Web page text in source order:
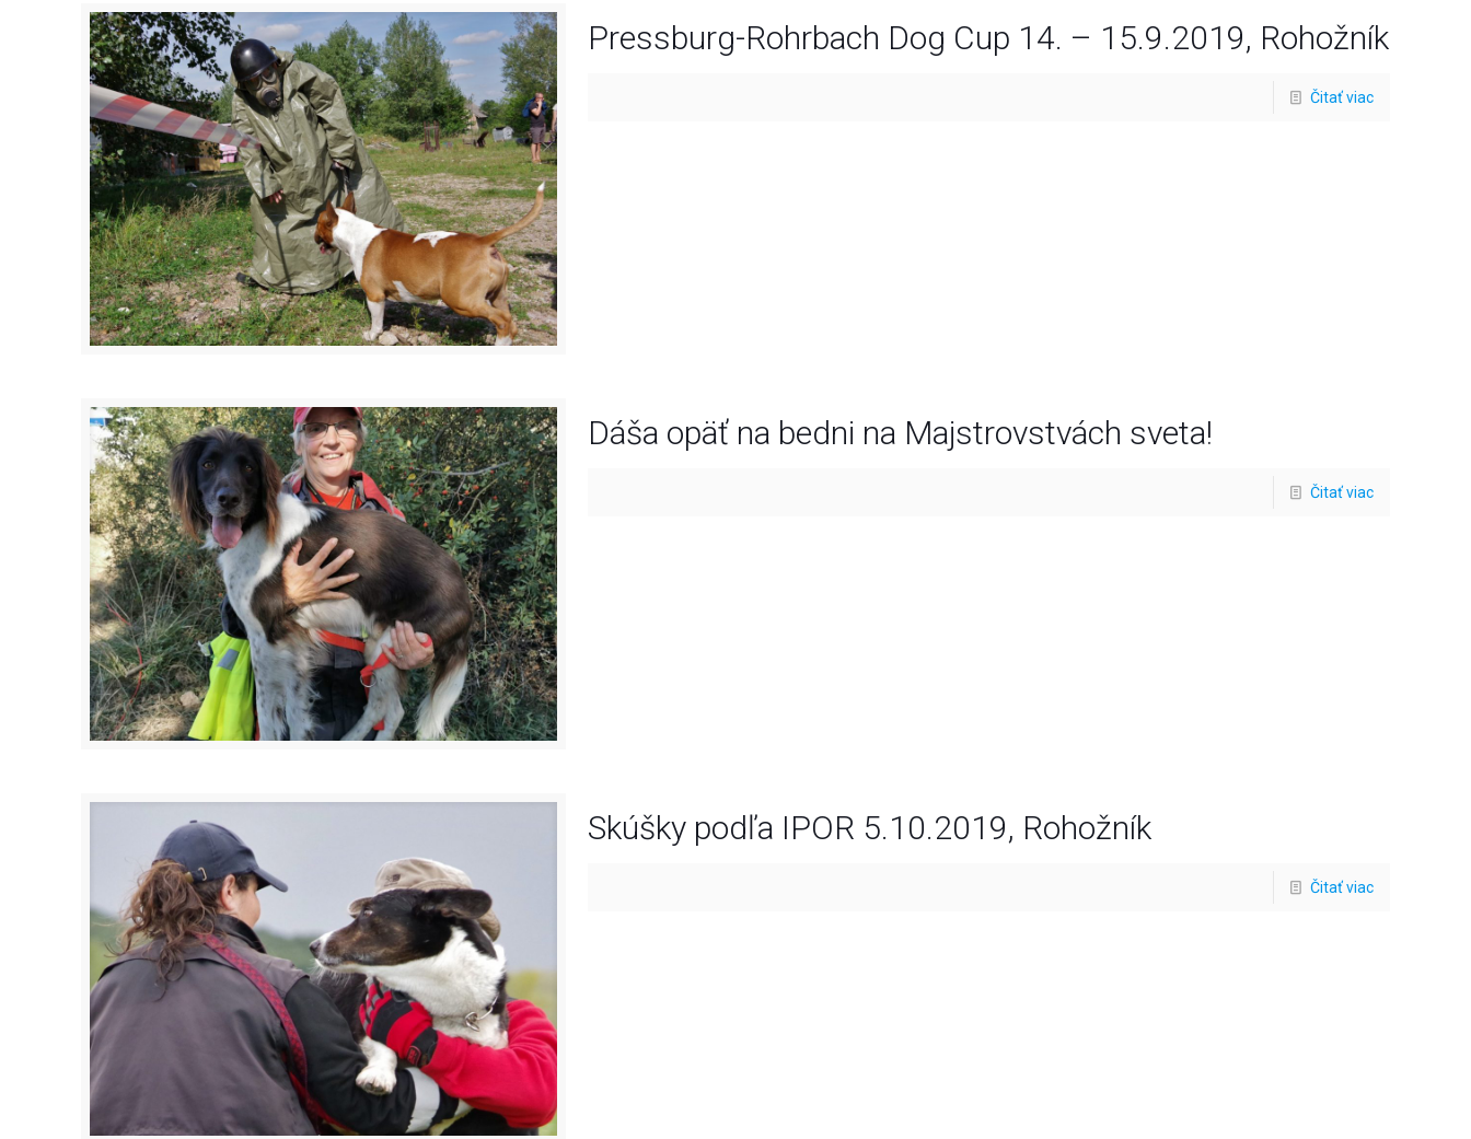
Pressburg-Rohrbach Dog Cup 14. – 15.9.2019, Rohožník
Čitať viac
Dáša opäť na bedni na Majstrovstvách sveta!
Čitať viac
Skúšky podľa IPOR 5.10.2019, Rohožník
Čitať viac